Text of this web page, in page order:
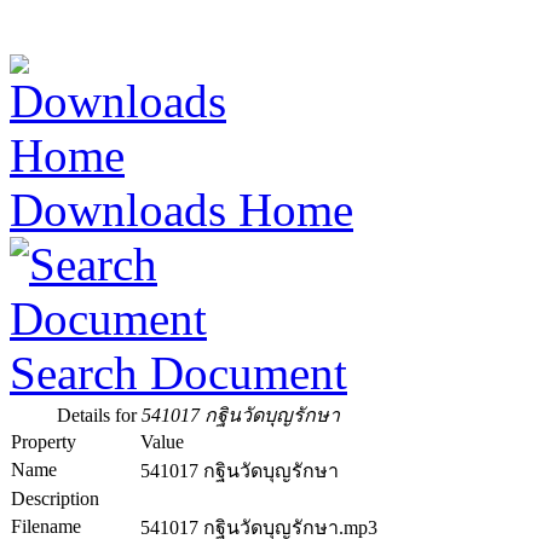
Downloads Home
Search Document
Details for541017 กฐินวัดบุญรักษา
Property
Value
Name
541017 กฐินวัดบุญรักษา
Description
Filename
541017 กฐินวัดบุญรักษา.mp3